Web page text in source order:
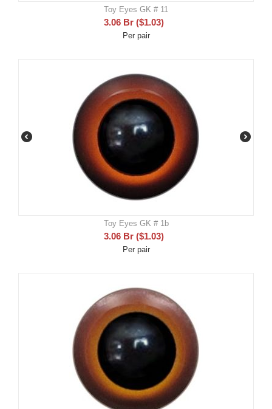
Toy Eyes GK # 11
3.06 Br ($1.03)
Per pair
Toy Eyes GK # 1b
3.06 Br ($1.03)
Per pair